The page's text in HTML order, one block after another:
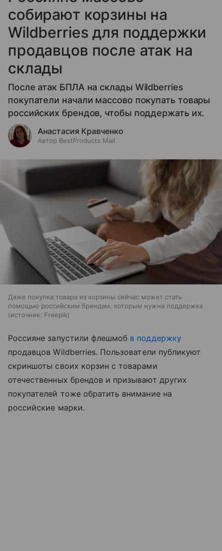
собирают корзины на
Wildberries для поддержки
продавцов после атак на
склады
После атак БПЛА на склады Wildberries
покупатели начали массово покупать товары
российских брендов, чтобы поддержать их.
Анастасия Кравченко
Автор BestProducts Mail
Даже покупка товара из корзины сейчас может стать
помощью российским брендам, которым нужна поддержка
источник: Freepik
Россияне запустили флешмоб в поддержку
продавцов Wildberries. Пользователи публикуют
скриншоты своих корзин с товарами
отечественных брендов и призывают других
покупателей тоже обратить внимание на
российские марки.